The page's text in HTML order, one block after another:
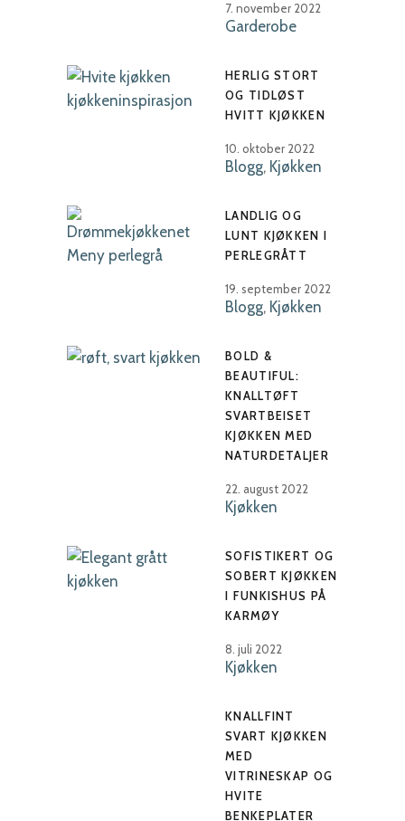
7. november 2022
Garderobe
HERLIG STORT
OG TIDLØST
HVITT KJØKKEN
10. oktober 2022
Blogg, Kjøkken
LANDLIG OG
LUNT KJØKKEN I
PERLEGRÅTT
19. september 2022
Blogg, Kjøkken
BOLD &
BEAUTIFUL:
KNALLTØFT
SVARTBEISET
KJØKKEN MED
NATURDETALJER
22. august 2022
Kjøkken
SOFISTIKERT OG
SOBERT KJØKKEN
I FUNKISHUS PÅ
KARMØY
8. juli 2022
Kjøkken
KNALLFINT
SVART KJØKKEN
MED
VITRINESKAP OG
HVITE
BENKEPLATER